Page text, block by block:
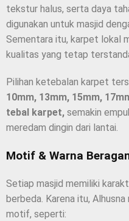
tekstur halus, serta daya
digunakan untuk masjid
Sementara itu, karpet lokal
kualitas yang tetap
Pilihan ketebalan karpet
10mm, 13mm, 15mm,
tebal karpet, semakin
meredam dingin dari lantai.
Motif & Warna
Setiap masjid memiliki
berbeda. Karena itu,
motif, seperti: